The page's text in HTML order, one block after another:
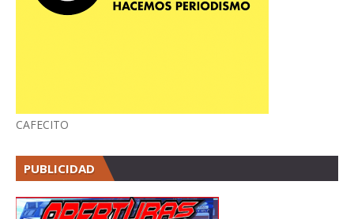
CAFECITO
PUBLICIDAD